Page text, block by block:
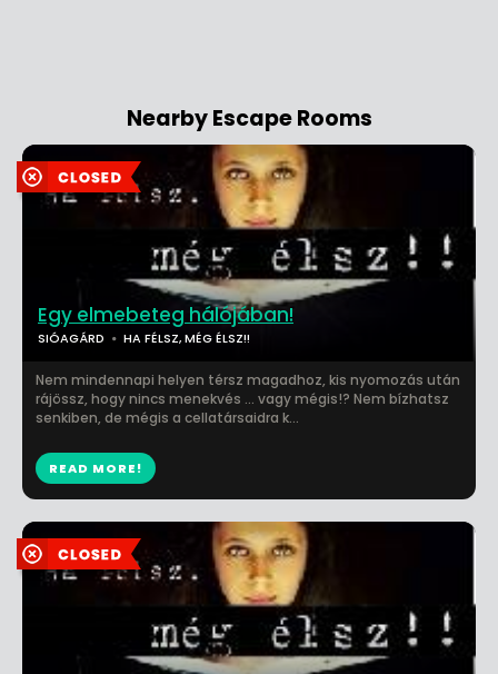
Nearby Escape Rooms
Egy elmebeteg hálójában!
SIÓAGÁRD HA FÉLSZ, MÉG ÉLSZ!!
Nem mindennapi helyen térsz magadhoz, kis nyomozás után
rájössz, hogy nincs menekvés ... vagy mégis!? Nem bízhatsz
senkiben, de mégis a cellatársaidra k...
READ MORE!